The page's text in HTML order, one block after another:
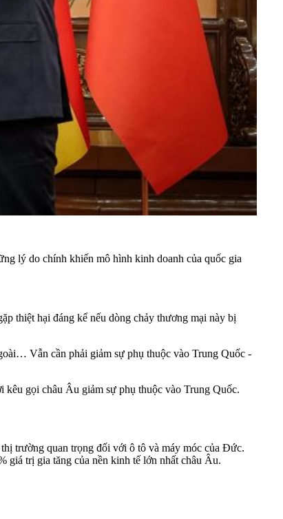
lý do chính khiến mô hình kinh doanh của quốc gia
thiệt hại đáng kể nếu dòng chảy thương mại này bị
Vẫn cần phải giảm sự phụ thuộc vào Trung Quốc -
kêu gọi châu Âu giảm sự phụ thuộc vào Trung Quốc.
trường quan trọng đối với ô tô và máy móc của Đức.
trị gia tăng của nền kinh tế lớn nhất châu Âu.